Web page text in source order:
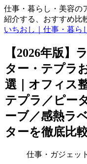
仕事・暮らし・美容の
紹介する、おすすめ比
いちおし｜仕事・暮ら
【2026年版】
ター・テプラ
選｜オフィス
テプラ／ピー
ーブ／感熱ラ
ターを徹底比
仕事・ガジェット